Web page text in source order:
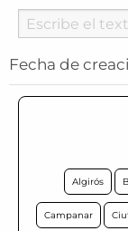
Searcher
Fecha de
Algirós
Campanar